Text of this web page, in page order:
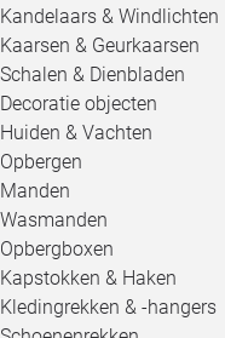
Kandelaars & Windlichten
Kaarsen & Geurkaarsen
Schalen & Dienbladen
Decoratie objecten
Huiden & Vachten
Opbergen
Manden
Wasmanden
Opbergboxen
Kapstokken & Haken
Kledingrekken & -hangers